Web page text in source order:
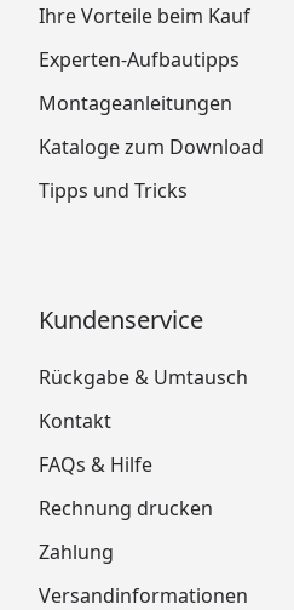
Ihre Vorteile beim Kauf
Experten-Aufbautipps
Montageanleitungen
Kataloge zum Download
Tipps und Tricks
Kundenservice
Rückgabe & Umtausch
Kontakt
FAQs & Hilfe
Rechnung drucken
Zahlung
Versandinformationen